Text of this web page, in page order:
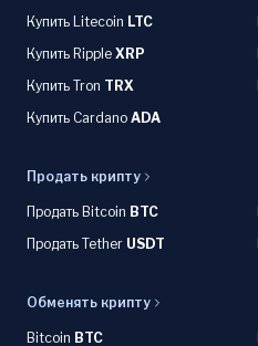
Купить Litecoin LTC
Купить Ripple XRP
Купить Tron TRX
Купить Cardano ADA
Продать крипту
Продать Bitcoin BTC
Продать Tether USDT
Обменять крипту
Bitcoin BTC